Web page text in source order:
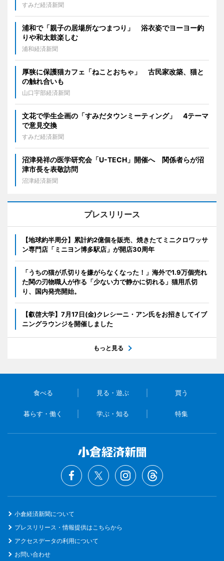
すみだ経済新聞
浦和で「親子の居場所なつまつり」 浴衣姿でヨーヨー釣
りや和太鼓楽しむ
浦和経済新聞
厚狭に保護猫カフェ「ねことおちゃ」 古民家改築、猫と
の触れ合いも
山口宇部経済新聞
文花で学生企画の「すみだタウンミーティング」 4テーマ
で意見交換
すみだ経済新聞
沼津発祥の医学研究会「U-TECH」開催へ 関係者らが沼
津市長を表敬訪問
沼津経済新聞
プレスリリース
【地球約半周分】累計約2億個を販売、焼きたてミニクロワッサ
ン専門店「ミニヨン博多駅店」が開店30周年
「うちの猫が爪切りを嫌がらなくなった！」海外で1.9万個売れ
た関の刃物職人が作る「少ない力で静かに切れる」猫用爪切
り、国内発売開始。
【叡啓大学】7月17日(金)クレシーニ・アン氏をお招きしてイブ
ニングラウンジを開催しました
もっと見る
食べる 見る・遊ぶ 買う
暮らす・働く 学ぶ・知る 特集
小倉経済新聞について
プレスリリース・情報提供はこちらから
アクセスデータの利用について
お問い合わせ